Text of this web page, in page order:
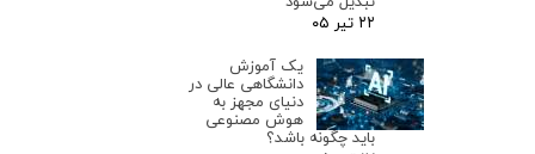
۲۲ تیر ۰۵
یک آموزش
دانشگاهی عالی در
دنیای مجهز به
هوش مصنوعی
باید چگونه باشد؟